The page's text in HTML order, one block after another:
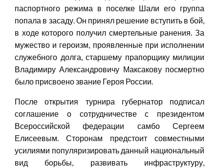
паспортного режима в поселке Шали его группа
попала в засаду. Он принял решение вступить в бой,
в ходе которого получил смертельные ранения. За
мужество и героизм, проявленные при исполнении
служебного долга, старшему прапорщику милиции
Владимиру Александровичу Максакову посмертно
было присвоено звание Героя России.
После открытия турнира губернатор подписал
соглашение о сотрудничестве с президентом
Всероссийской федерации самбо Сергеем
Елисеевым. Сторонам предстоит совместными
усилиями популяризировать данный национальный
вид борьбы, развивать инфраструктуру,